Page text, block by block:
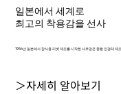
일본에서 세계로
최고의 착용감을 선사
1956년 일본에서 장식용 리벳 제조를 시작한 샤르망은 종합 안경테 제
＞자세히 알아보기